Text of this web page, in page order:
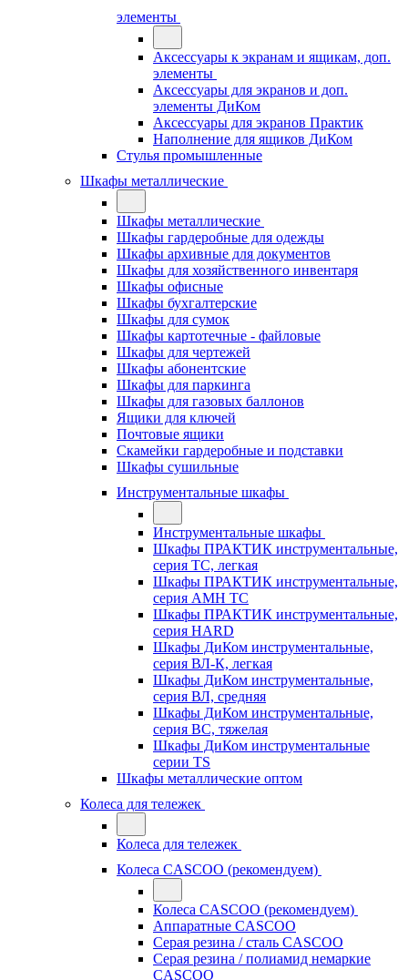
элементы
Аксессуары к экранам и ящикам, доп.
элементы
Аксессуары для экранов и доп.
элементы ДиКом
Аксессуары для экранов Практик
Наполнение для ящиков ДиКом
Стулья промышленные
Шкафы металлические
Шкафы металлические
Шкафы гардеробные для одежды
Шкафы архивные для документов
Шкафы для хозяйственного инвентаря
Шкафы офисные
Шкафы бухгалтерские
Шкафы для сумок
Шкафы картотечные - файловые
Шкафы для чертежей
Шкафы абонентские
Шкафы для паркинга
Шкафы для газовых баллонов
Ящики для ключей
Почтовые ящики
Скамейки гардеробные и подставки
Шкафы сушильные
Инструментальные шкафы
Инструментальные шкафы
Шкафы ПРАКТИК инструментальные,
серия ТC, легкая
Шкафы ПРАКТИК инструментальные,
серия AMH TC
Шкафы ПРАКТИК инструментальные,
серия HARD
Шкафы ДиКом инструментальные,
cерия ВЛ-К, легкая
Шкафы ДиКом инструментальные,
серия ВЛ, средняя
Шкафы ДиКом инструментальные,
серия ВС, тяжелая
Шкафы ДиКом инструментальные
серии TS
Шкафы металлические оптом
Колеса для тележек
Колеса для тележек
Колеса CASCOO (рекомендуем)
Колеса CASCOO (рекомендуем)
Аппаратные CASCOO
Серая резина / сталь CASCOO
Серая резина / полиамид немаркие
CASCOO